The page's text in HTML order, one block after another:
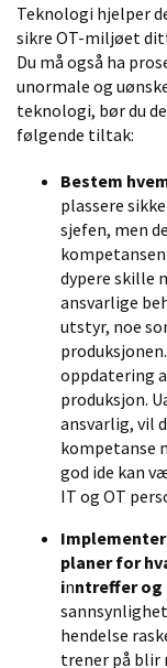
Teknologi hjelper
sikre OT-miljøet
Du må også ha
unormale og
teknologi, bør du
følgende tiltak:
Bestem
plassere
sjefen, men
dypere skille
ansvarlige
utstyr, noe
oppdatering
produksjon.
ansvarlig, vil
kompetanse
god ide kan
IT og OT
planer for
inntreffer og
hendelse
trener på blir